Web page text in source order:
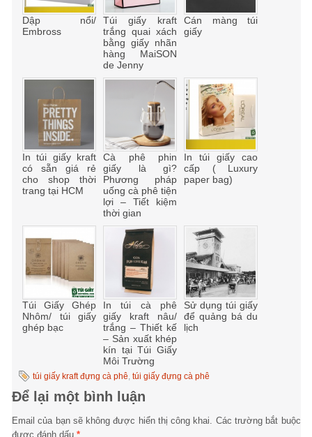
Dập nổi/
Embross
Túi giấy kraft
trắng quai xách
bằng giấy nhãn
hàng MaiSON
de Jenny
Cán màng túi
giấy
In túi giấy kraft
có sẵn giá rẻ
cho shop thời
trang tại HCM
Cà phê phin
giấy là gì?
Phương pháp
uống cà phê tiện
lợi – Tiết kiệm
thời gian
In túi giấy cao
cấp ( Luxury
paper bag)
Túi Giấy Ghép
Nhôm/ túi giấy
ghép bạc
In túi cà phê
giấy kraft nâu/
trắng – Thiết kế
– Sản xuất khép
kín tại Túi Giấy
Môi Trường
Sử dụng túi giấy
để quảng bá du
lịch
túi giấy kraft đựng cà phê, túi giấy đựng cà phê
Để lại một bình luận
Email của bạn sẽ không được hiển thị công khai. Các trường bắt buộc
được đánh dấu *